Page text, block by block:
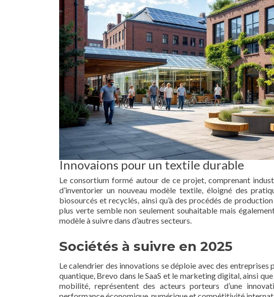
Innovaions pour un textile durable
Le consortium formé autour de ce projet, comprenant
d’inventorier un nouveau modèle textile, éloigné des
biosourcés et recyclés, ainsi qu’à des procédés de
plus verte semble non seulement souhaitable mais
modèle à suivre dans d’autres secteurs.
Sociétés à suivre en 2025
Le calendrier des innovations se déploie avec des
quantique, Brevo dans le SaaS et le marketing digital, ainsi
mobilité, représentent des acteurs porteurs d’une